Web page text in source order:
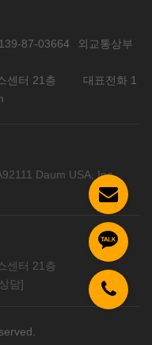
87-03664
외교통상부
센터 21층
대표전화 1
Daum USA, Inc
센터 21층
담]